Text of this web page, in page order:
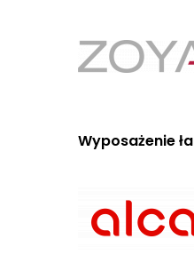
Wyposażenie